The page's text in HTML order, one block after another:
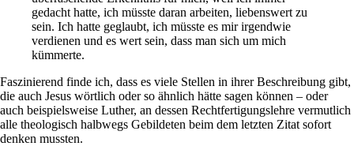
gedacht hatte, ich müsste daran arbeiten, liebenswert zu
sein. Ich hatte geglaubt, ich müsste es mir irgendwie
verdienen und es wert sein, dass man sich um mich
kümmerte.
Faszinierend finde ich, dass es viele Stellen in ihrer Beschreibung gibt,
die auch Jesus wörtlich oder so ähnlich hätte sagen können – oder
auch beispielsweise Luther, an dessen Rechtfertigungslehre vermutlich
alle theologisch halbwegs Gebildeten beim dem letzten Zitat sofort
denken mussten.